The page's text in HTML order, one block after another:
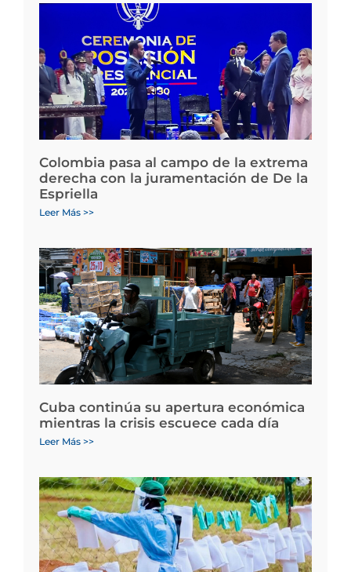
Colombia pasa al campo de la extrema
derecha con la juramentación de De la
Espriella
Leer Más >>
Cuba continúa su apertura económica
mientras la crisis escuece cada día
Leer Más >>